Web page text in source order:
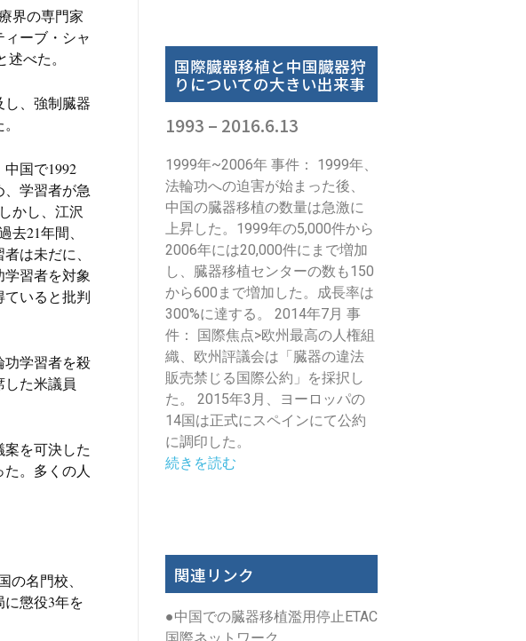
界の専門家
ーブ・シャ
べた。
、強制臓器
国で1992
学習者が急
かし、江沢
21年間、
は未だに、
習者を対象
いると批判
功学習者を殺
た米議員
案を可決した
。多くの人
の名門校、
懲役3年を
国際臓器移植と中国臓器狩
りについての大きい出来事
1993 – 2016.6.13
1999年~2006年 事件： 1999年、
法輪功への迫害が始まった後、
中国の臓器移植の数量は急激に
上昇した。1999年の5,000件から
2006年には20,000件にまで増加
し、臓器移植センターの数も150
から600まで増加した。成長率は
300%に達する。 2014年7月 事
件： 国際焦点>欧州最高の人権組
織、欧州評議会は「臓器の違法
販売禁じる国際公約」を採択し
た。 2015年3月、ヨーロッパの
14国は正式にスペインにて公約
に調印した。
続きを読む
関連リンク
●中国での臓器移植濫用停止ETAC
国際ネットワーク